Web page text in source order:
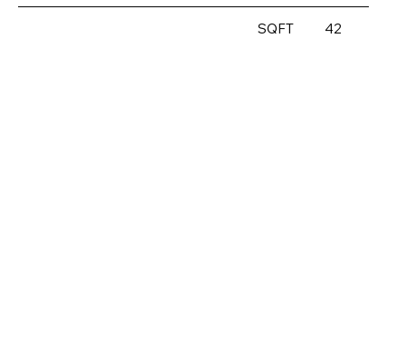
SQFT 42